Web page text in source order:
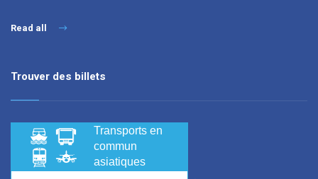
Read all
Trouver des billets
Transports en
commun
asiatiques